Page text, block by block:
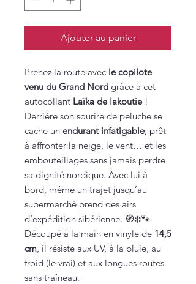
Ajouter au panier
Prenez la route avec le copilote
venu du Grand Nord grâce à cet
autocollant Laïka de Iakoutie!
Derrière son sourire de peluche se
cache un endurant infatigable, prêt
à affronter la neige, le vent… et les
embouteillages sans jamais perdre
sa dignité nordique. Avec lui à
bord, même un trajet jusqu’au
supermarché prend des airs
d’expédition sibérienne. 🧭❄️🐾
Découpé à la main en vinyle de 14,5
cm , il résiste aux UV, à la pluie, au
froid (le vrai) et aux longues routes
sans traîneau.